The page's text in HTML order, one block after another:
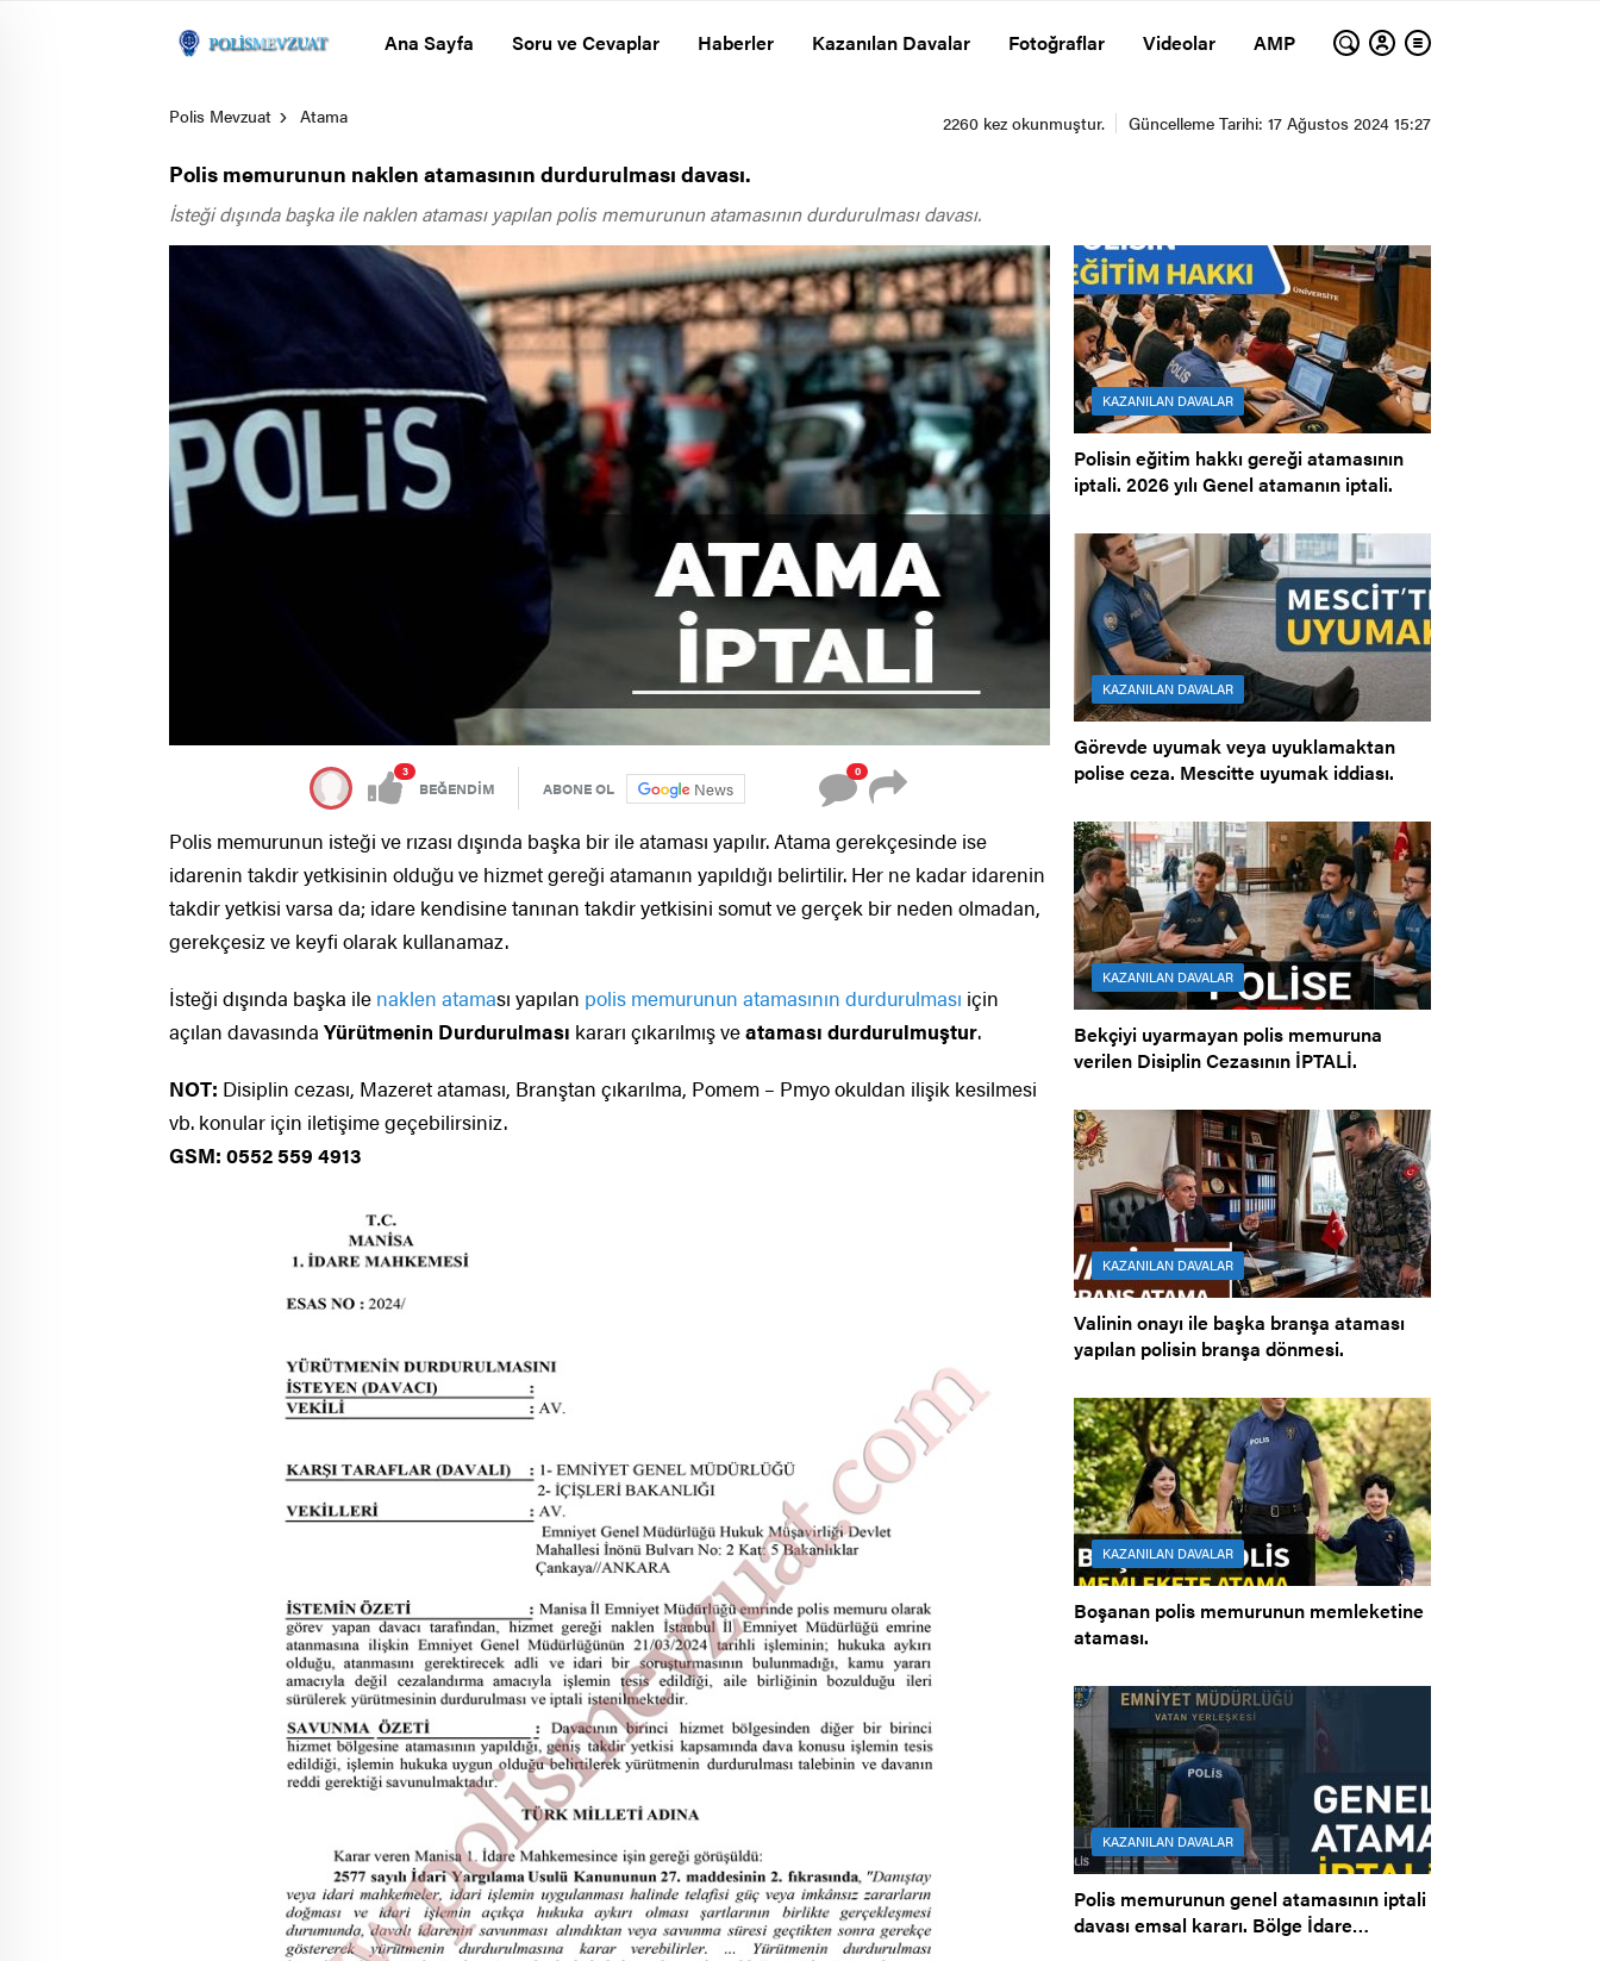
Ana Sayfa Soru ve Cevaplar Haberler Kazanılan Davalar Fotoğraflar Videolar AMP
Polis Mevzuat Atama
Polis memurunun naklen atamasının durdurulması davası.
İsteği dışında başka ile naklen ataması yapılan polis memurunun atamasının durdurulması davası.
3
BEĞENDİM ABONE OL News
0
Polis memurunun isteği ve rızası dışında başka bir ile ataması yapılır. Atama gerekçesinde ise
idarenin takdir yetkisinin olduğu ve hizmet gereği atamanın yapıldığı belirtilir. Her ne kadar idarenin
takdir yetkisi varsa da; idare kendisine tanınan takdir yetkisini somut ve gerçek bir neden olmadan,
gerekçesiz ve keyfi olarak kullanamaz.
İsteği dışında başka ile naklen ataması yapılan polis memurunun atamasının durdurulması için
açılan davasında Yürütmenin Durdurulması kararı çıkarılmış veataması durdurulmuştur.
NOT: Disiplin cezası, Mazeret ataması, Branştan çıkarılma, Pomem – Pmyo okuldan ilişik kesilmesi
vb. konular için iletişime geçebilirsiniz.
GSM: 0552 559 4913
KAZANILAN DAVALAR
Polisin eğitim hakkı gereği atamasının
iptali. 2026 yılı Genel atamanın iptali.
KAZANILAN DAVALAR
Görevde uyumak veya uyuklamaktan
polise ceza. Mescitte uyumak iddiası.
KAZANILAN DAVALAR
Bekçiyi uyarmayan polis memuruna
verilen Disiplin Cezasının İPTALİ.
KAZANILAN DAVALAR
Valinin onayı ile başka branşa ataması
yapılan polisin branşa dönmesi.
KAZANILAN DAVALAR
Boşanan polis memurunun memleketine
ataması.
KAZANILAN DAVALAR
Polis memurunun genel atamasının iptali
davası emsal kararı. Bölge İdare